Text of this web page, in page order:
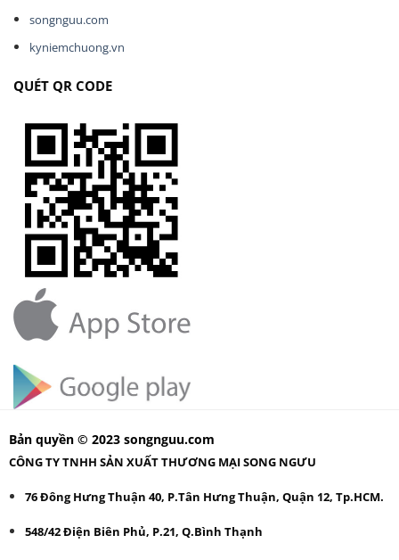
songnguu.com
kyniemchuong.vn
QUÉT QR CODE
Bản quyền © 2023 songnguu.com
CÔNG TY TNHH SẢN XUẤT THƯƠNG MẠI SONG NGƯU
76 Đông Hưng Thuận 40, P.Tân Hưng Thuận, Quận 12, Tp.HCM.
548/42 Điện Biên Phủ, P.21, Q.Bình Thạnh